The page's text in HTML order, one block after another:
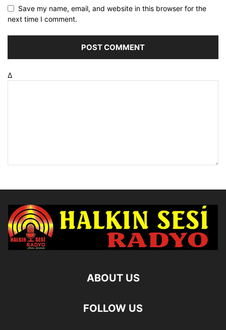
Save my name, email, and website in this browser for the
next time I comment.
Δ
ABOUT US
FOLLOW US